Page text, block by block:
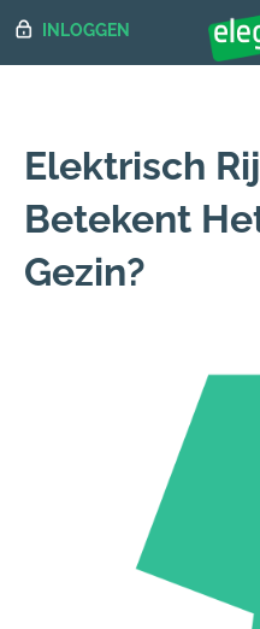
INLOGGEN
Elektrisch
Betekent
Gezin?